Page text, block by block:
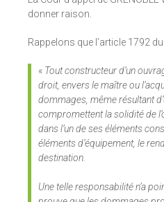
donner raison.
Rappelons que l’article 1792
« Tout constructeur d’un
droit, envers le maître ou
dommages, même résultant
compromettent la solidité de
dans l’un de ses éléments
éléments d’équipement, le
destination.
Une telle responsabilité n’a